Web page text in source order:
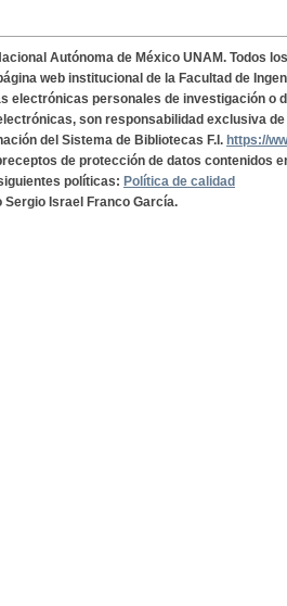
Autónoma de México UNAM. Todos
web institucional de la Facultad de
electrónicas personales de investigación o
son responsabilidad exclusiva
del Sistema de Bibliotecas F.I. https://
de protección de datos contenidos
políticas: Política de calidad
Israel Franco García.